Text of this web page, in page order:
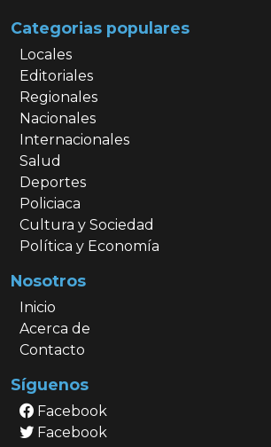
Categorias populares
Locales
Editoriales
Regionales
Nacionales
Internacionales
Salud
Deportes
Policiaca
Cultura y Sociedad
Política y Economía
Nosotros
Inicio
Acerca de
Contacto
Síguenos
Facebook
Facebook